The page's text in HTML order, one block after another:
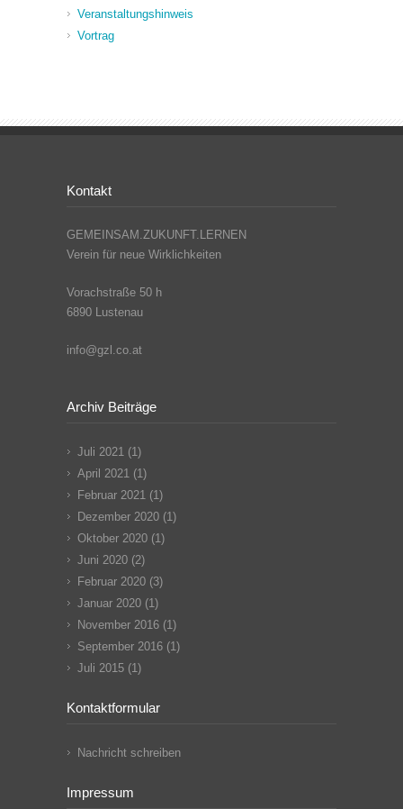
Veranstaltungshinweis
Vortrag
Kontakt
GEMEINSAM.ZUKUNFT.LERNEN
Verein für neue Wirklichkeiten
Vorachstraße 50 h
6890 Lustenau
info@gzl.co.at
Archiv Beiträge
Juli 2021 (1)
April 2021 (1)
Februar 2021 (1)
Dezember 2020 (1)
Oktober 2020 (1)
Juni 2020 (2)
Februar 2020 (3)
Januar 2020 (1)
November 2016 (1)
September 2016 (1)
Juli 2015 (1)
Kontaktformular
Nachricht schreiben
Impressum